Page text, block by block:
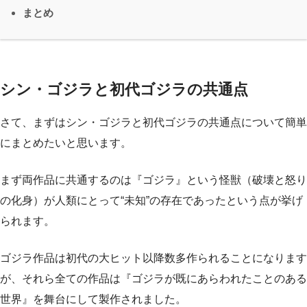
まとめ
シン・ゴジラと初代ゴジラの共通点
さて、まずはシン・ゴジラと初代ゴジラの共通点について簡単
にまとめたいと思います。
まず両作品に共通するのは『ゴジラ』という怪獣（破壊と怒り
の化身）が人類にとって“未知”の存在であったという点が挙げ
られます。
ゴジラ作品は初代の大ヒット以降数多作られることになります
が、それら全ての作品は『ゴジラが既にあらわれたことのある
世界』を舞台にして製作されました。